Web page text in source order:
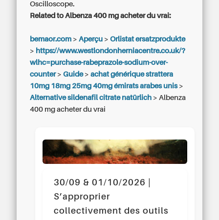
Oscilloscope.
Related to Albenza 400 mg acheter du vrai:
bemaor.com >Aperçu >Orlistat ersatzprodukte
> https://www.westlondonherniacentre.co.uk/?
wlhc=purchase-rabeprazole-sodium-over-
counter>Guide>achat générique strattera
10mg 18mg 25mg 40mg émirats arabes unis>
Alternative sildenafil citrate natürlich > Albenza
400 mg acheter du vrai
30/09 & 01/10/2026 |
S’approprier
collectivement des outils